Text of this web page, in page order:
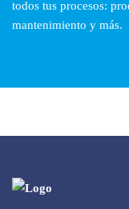
todos tus procesos:
mantenimiento y más.